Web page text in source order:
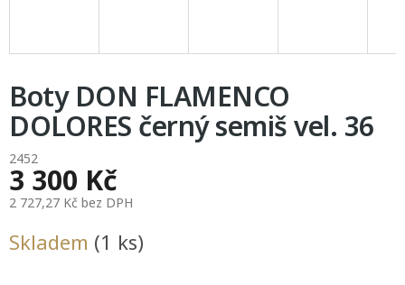
Boty DON FLAMENCO
DOLORES černý semiš vel. 36
2452
3 300 Kč
2 727,27 Kč bez DPH
cena:
Skladem (1 ks)